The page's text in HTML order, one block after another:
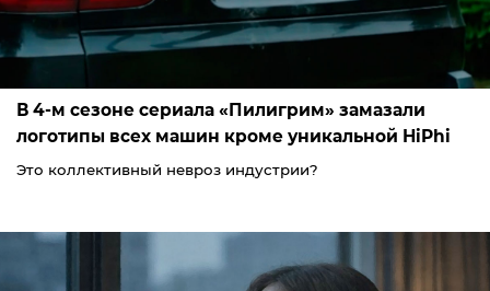
В 4-м сезоне сериала «Пилигрим» замазали
логотипы всех машин кроме уникальной HiPhi
Это коллективный невроз индустрии?